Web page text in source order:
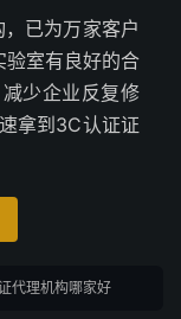
已为万家客户
验室有良好的合
少企业反复修
拿到3C认证证
代理机构哪家好